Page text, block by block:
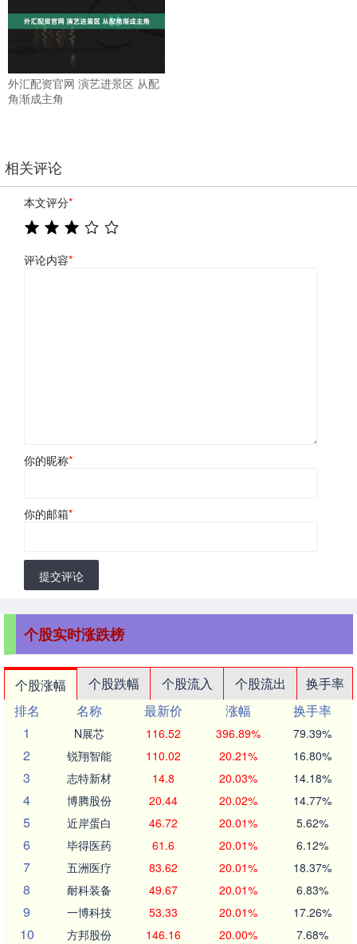
外汇配资官网 演艺进景区 从配
角渐成主角
相关评论
本文评分*
评论内容*
你的昵称*
你的邮箱*
提交评论
个股实时涨跌榜
个股涨幅 个股跌幅 个股流入 个股流出
换手率
排名
名称 最新价 涨幅
换手率
1
N展芯 116.52 396.89% 79.39%
2 锐翔智能 110.02 20.21% 16.80%
3 志特新材 14.8 20.03% 14.18%
4 博腾股份 20.44 20.02% 14.77%
5 近岸蛋白 46.72 20.01% 5.62%
6 毕得医药 61.6 20.01% 6.12%
7 五洲医疗 83.62 20.01% 18.37%
8 耐科装备 49.67 20.01% 6.83%
9 一博科技 53.33 20.01% 17.26%
10 方邦股份 146.16 20.00% 7.68%